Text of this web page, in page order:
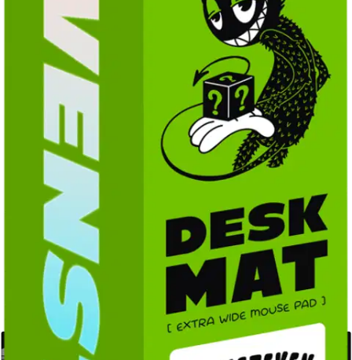
EVENSTEVEN suuri
hiirimatto BURNGOROUND
Asiakasomistajahinta
Verkkokaupan hinta
Valitse toimitustapa
Nouto myymälästä
Ilmainen
Siirry valitsemaan myymälä
Toimitus
Kotiin tai noutopisteeseen
Ilmainen toimitus yli 100 €:n tilauksille